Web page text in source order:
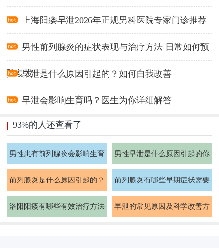
上海阳痿早泄2026年正规男科医院专家门诊推荐
男性前列腺炎的症状表现与治疗方法 日常如何预
防复发早泄是什么原因引起的？如何自我改善
早泄会影响生育吗？医生为你详细解答
93%的人还查看了
男性患有前列腺炎会影响生育
能力吗
男性早泄是什么原因引起的你
知道吗
前列腺炎是什么原因引起的？
如何治疗
前列腺炎有哪些早期症状需要
注意
洛阳阳痿有哪些有效治疗方法 早泄的常见原因及科学改善方